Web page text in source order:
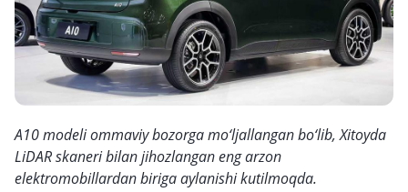
A10 modeli ommaviy bozorga mo‘ljallangan bo‘lib, Xitoyda
LiDAR skaneri bilan jihozlangan eng arzon
elektromobillardan biriga aylanishi kutilmoqda.